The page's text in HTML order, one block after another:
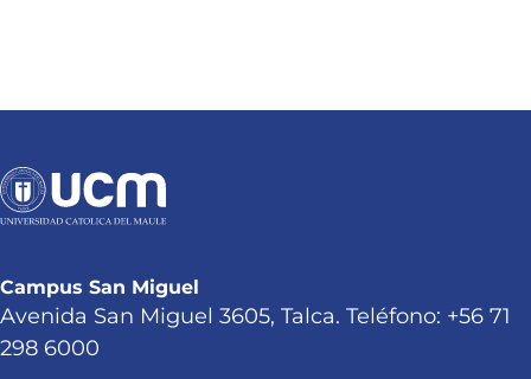
Campus San Miguel
Avenida San Miguel 3605, Talca. Teléfono: +56 71
298 6000